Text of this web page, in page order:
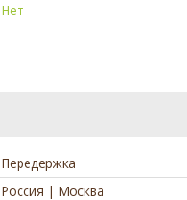
Нет
Передержка
Россия | Москва